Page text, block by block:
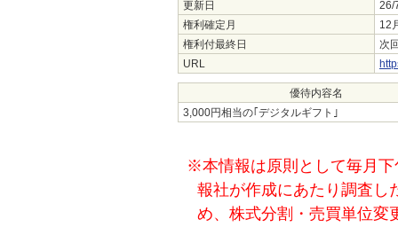
更新日
26/
権利確定月
12
権利付最終日
次
URL
優待内容名
3,000円相当の｢デジタルギフト｣
※本情報は原則として毎月
報社が作成にあたり調査し
め、株式分割・売買単位変